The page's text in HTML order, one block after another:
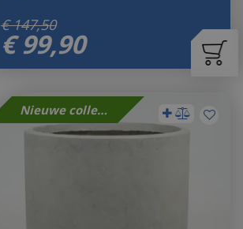
€ 147,50
€ 99,90
Nieuwe collectie